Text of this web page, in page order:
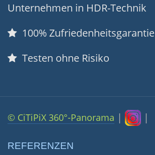
Unternehmen in HDR-Technik
100% Zufriedenheitsgarantie
Testen ohne Risiko
© CiTiPiX 360°-Panorama | |
REFERENZEN